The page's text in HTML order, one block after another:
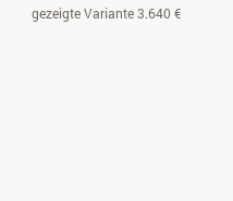
gezeigte Variante 3.640 €